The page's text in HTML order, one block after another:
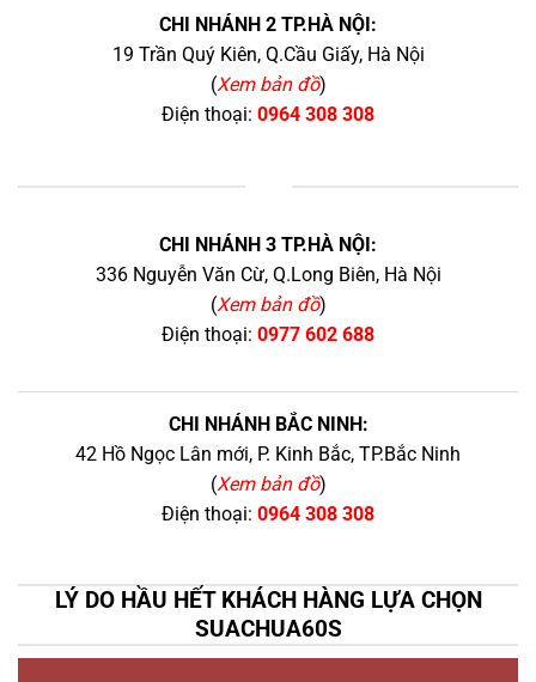
CHI NHÁNH 2 TP.HÀ NỘI:
19 Trần Quý Kiên, Q.Cầu Giấy, Hà Nội
(Xem bản đồ)
Điện thoại: 0964 308 308
CHI NHÁNH 3 TP.HÀ NỘI:
336 Nguyễn Văn Cừ, Q.Long Biên, Hà Nội
(Xem bản đồ)
Điện thoại: 0977 602 688
CHI NHÁNH BẮC NINH:
42 Hồ Ngọc Lân mới, P. Kinh Bắc, TP.Bắc Ninh
(Xem bản đồ)
Điện thoại: 0964 308 308
LÝ DO HẦU HẾT KHÁCH HÀNG LỰA CHỌN
SUACHUA60S